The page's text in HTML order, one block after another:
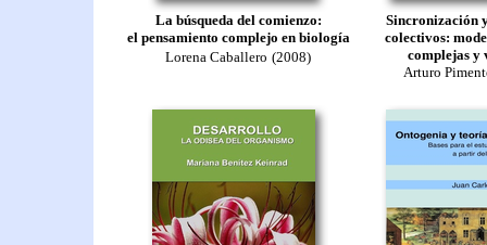
La búsqueda del comienzo:
el pensamiento complejo en biología
Lorena Caballero (2008)
Sincronización
colectivos:
complejas y
Arturo